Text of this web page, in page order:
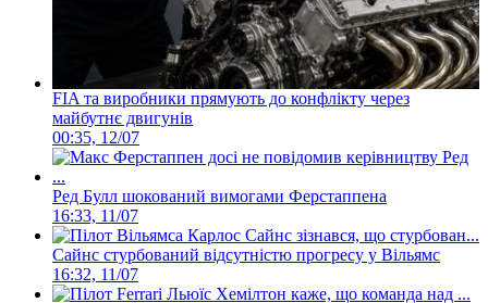
FIA та виробники прямують до конфлікту через
майбутнє двигунів
00:35, 12/07
Ред Булл шокований вимогами Ферстаппена
16:33, 11/07
Сайнс стурбований відсутністю прогресу у Вільямс
16:32, 11/07